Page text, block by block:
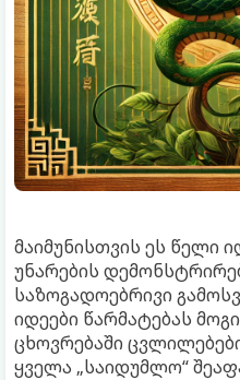
მაიმუნისთვის ეს წელი
უნარების
საზოგადოებრივი
იდეები წარმატებას
ცხოვრებაში
ყველა „საიდუმლო“